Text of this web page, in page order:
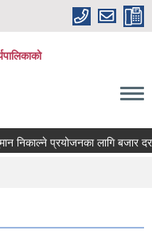
निकाल्ने प्रयोजनका लागि बजार
आवश्यकता सम्वन्धी सूचना।